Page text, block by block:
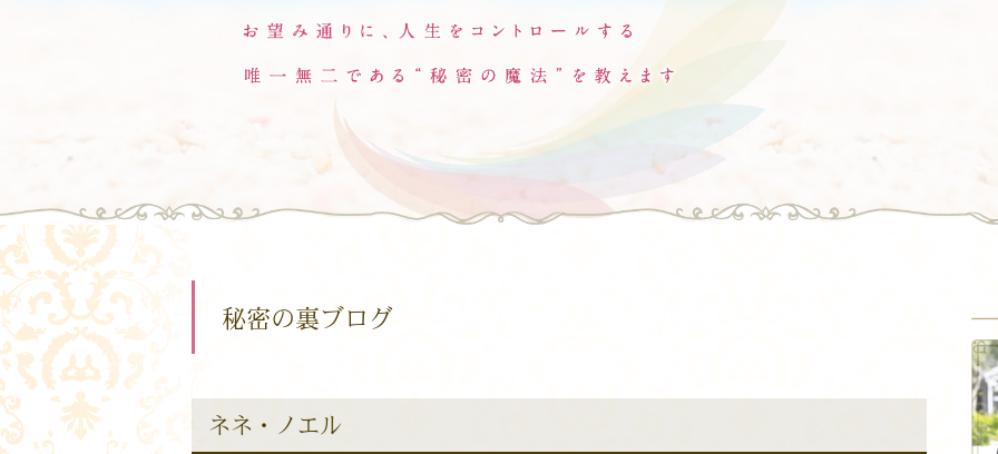
秘密の裏ブログ
ネネ・ノエル